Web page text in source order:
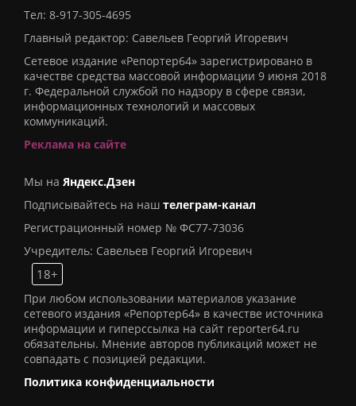
Тел: 8-917-305-4695
Главный редактор: Савельев Георгий Игоревич
Сетевое издание «Репортер64» зарегистрировано в
качестве средства массовой информации 9 июня 2018
г. Федеральной службой по надзору в сфере связи,
информационных технологий и массовых
коммуникаций.
Реклама на сайте
Мы на Яндекс.Дзен
Подписывайтесь на наш телеграм-канал
Регистрационный номер № ФС77-73036
Учредитель: Савельев Георгий Игоревич
18+
При любом использовании материалов указание
сетевого издания «Репортер64» в качестве источника
информации и гиперссылка на сайт reporter64.ru
обязательны. Мнение авторов публикаций может не
совпадать с позицией редакции.
Политика конфиденциальности